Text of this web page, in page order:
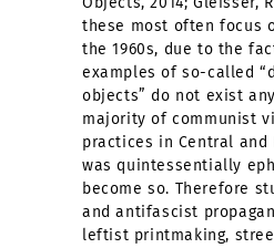
these most often focus
the 1960s, due to the
examples of so-called
objects” do not exist
majority of communist
practices in Central and
was quintessentially
become so. Therefore
and antifascist
leftist printmaking,